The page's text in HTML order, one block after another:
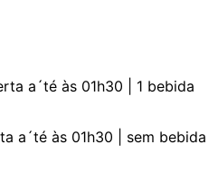
a´té às 01h30 | 1 bebida
a´té às 01h30 | sem bebida